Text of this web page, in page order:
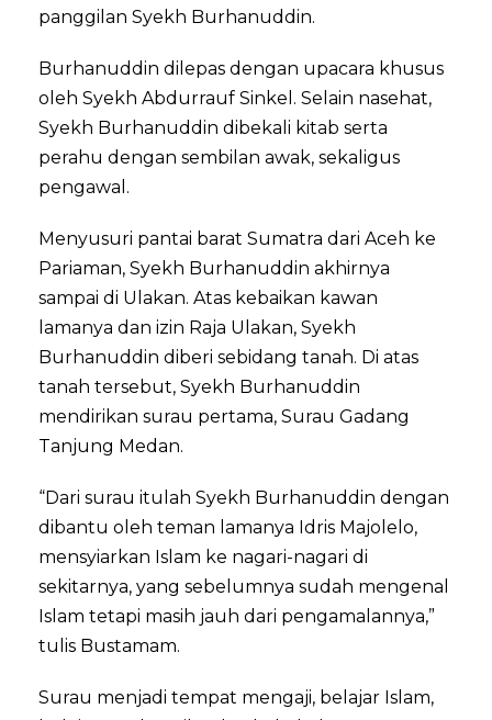
panggilan Syekh Burhanuddin.
Burhanuddin dilepas dengan upacara khusus
oleh Syekh Abdurrauf Sinkel. Selain nasehat,
Syekh Burhanuddin dibekali kitab serta
perahu dengan sembilan awak, sekaligus
pengawal.
Menyusuri pantai barat Sumatra dari Aceh ke
Pariaman, Syekh Burhanuddin akhirnya
sampai di Ulakan. Atas kebaikan kawan
lamanya dan izin Raja Ulakan, Syekh
Burhanuddin diberi sebidang tanah. Di atas
tanah tersebut, Syekh Burhanuddin
mendirikan surau pertama, Surau Gadang
Tanjung Medan.
“Dari surau itulah Syekh Burhanuddin dengan
dibantu oleh teman lamanya Idris Majolelo,
mensyiarkan Islam ke nagari-nagari di
sekitarnya, yang sebelumnya sudah mengenal
Islam tetapi masih jauh dari pengamalannya,”
tulis Bustamam.
Surau menjadi tempat mengaji, belajar Islam,